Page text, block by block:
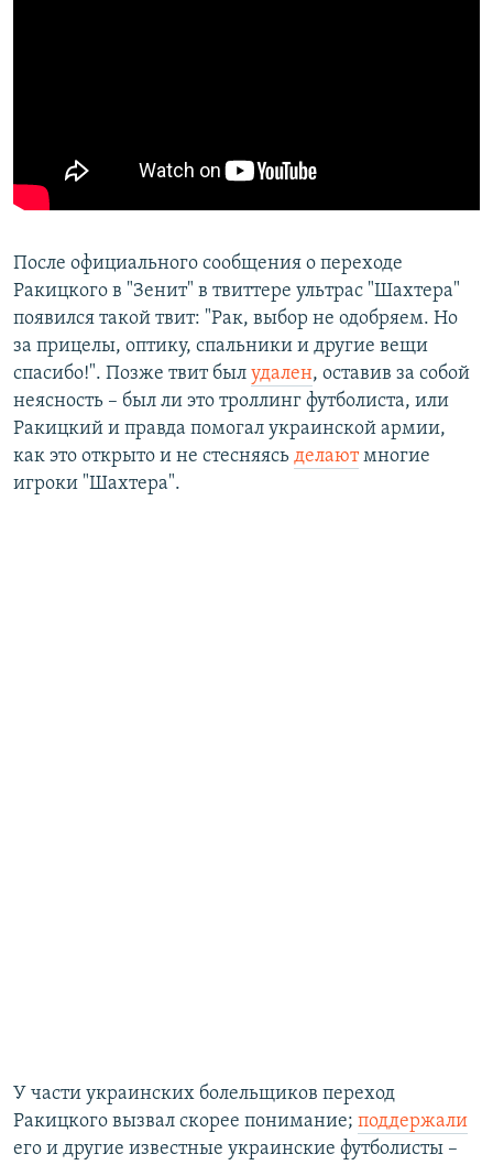
После официального сообщения о переходе
Ракицкого в "Зенит" в твиттере ультрас "Шахтера"
появился такой твит: "Рак, выбор не одобряем. Но
за прицелы, оптику, спальники и другие вещи
спасибо!". Позже твит был удален, оставив за собой
неясность – был ли это троллинг футболиста, или
Ракицкий и правда помогал украинской армии,
как это открыто и не стесняясь делаютмногие
игроки "Шахтера".
У части украинских болельщиков переход
Ракицкого вызвал скорее понимание; поддержали
его и другие известные украинские футболисты –